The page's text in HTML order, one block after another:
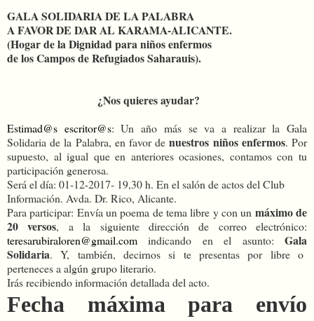
GALA SOLIDARIA DE LA PALABRA
A FAVOR DE DAR AL KARAMA-ALICANTE.
(Hogar de la Dignidad para niños enfermos
de los Campos de Refugiados Saharauis).
¿Nos quieres ayudar?
Estimad@s escritor@s: Un año más se va a realizar la Gala
Solidaria de la Palabra, en favor denuestros niños enfermos. Por
supuesto, al igual que en anteriores ocasiones, contamos con tu
participación generosa.
Será el día: 01-12-2017- 19,30 h. En el salón de actos del Club
Información. Avda. Dr. Rico, Alicante.
Para participar: Envía un poema de tema libre y con un máximo de
20 versos, a la siguiente dirección de correo electrónico:
teresarubiraloren@gmail.com indicando en el asunto: Gala
Solidaria. Y, también, decirnos si te presentas por libre o
perteneces a algún grupo literario.
Irás recibiendo información detallada del acto.
Fecha máxima para envío